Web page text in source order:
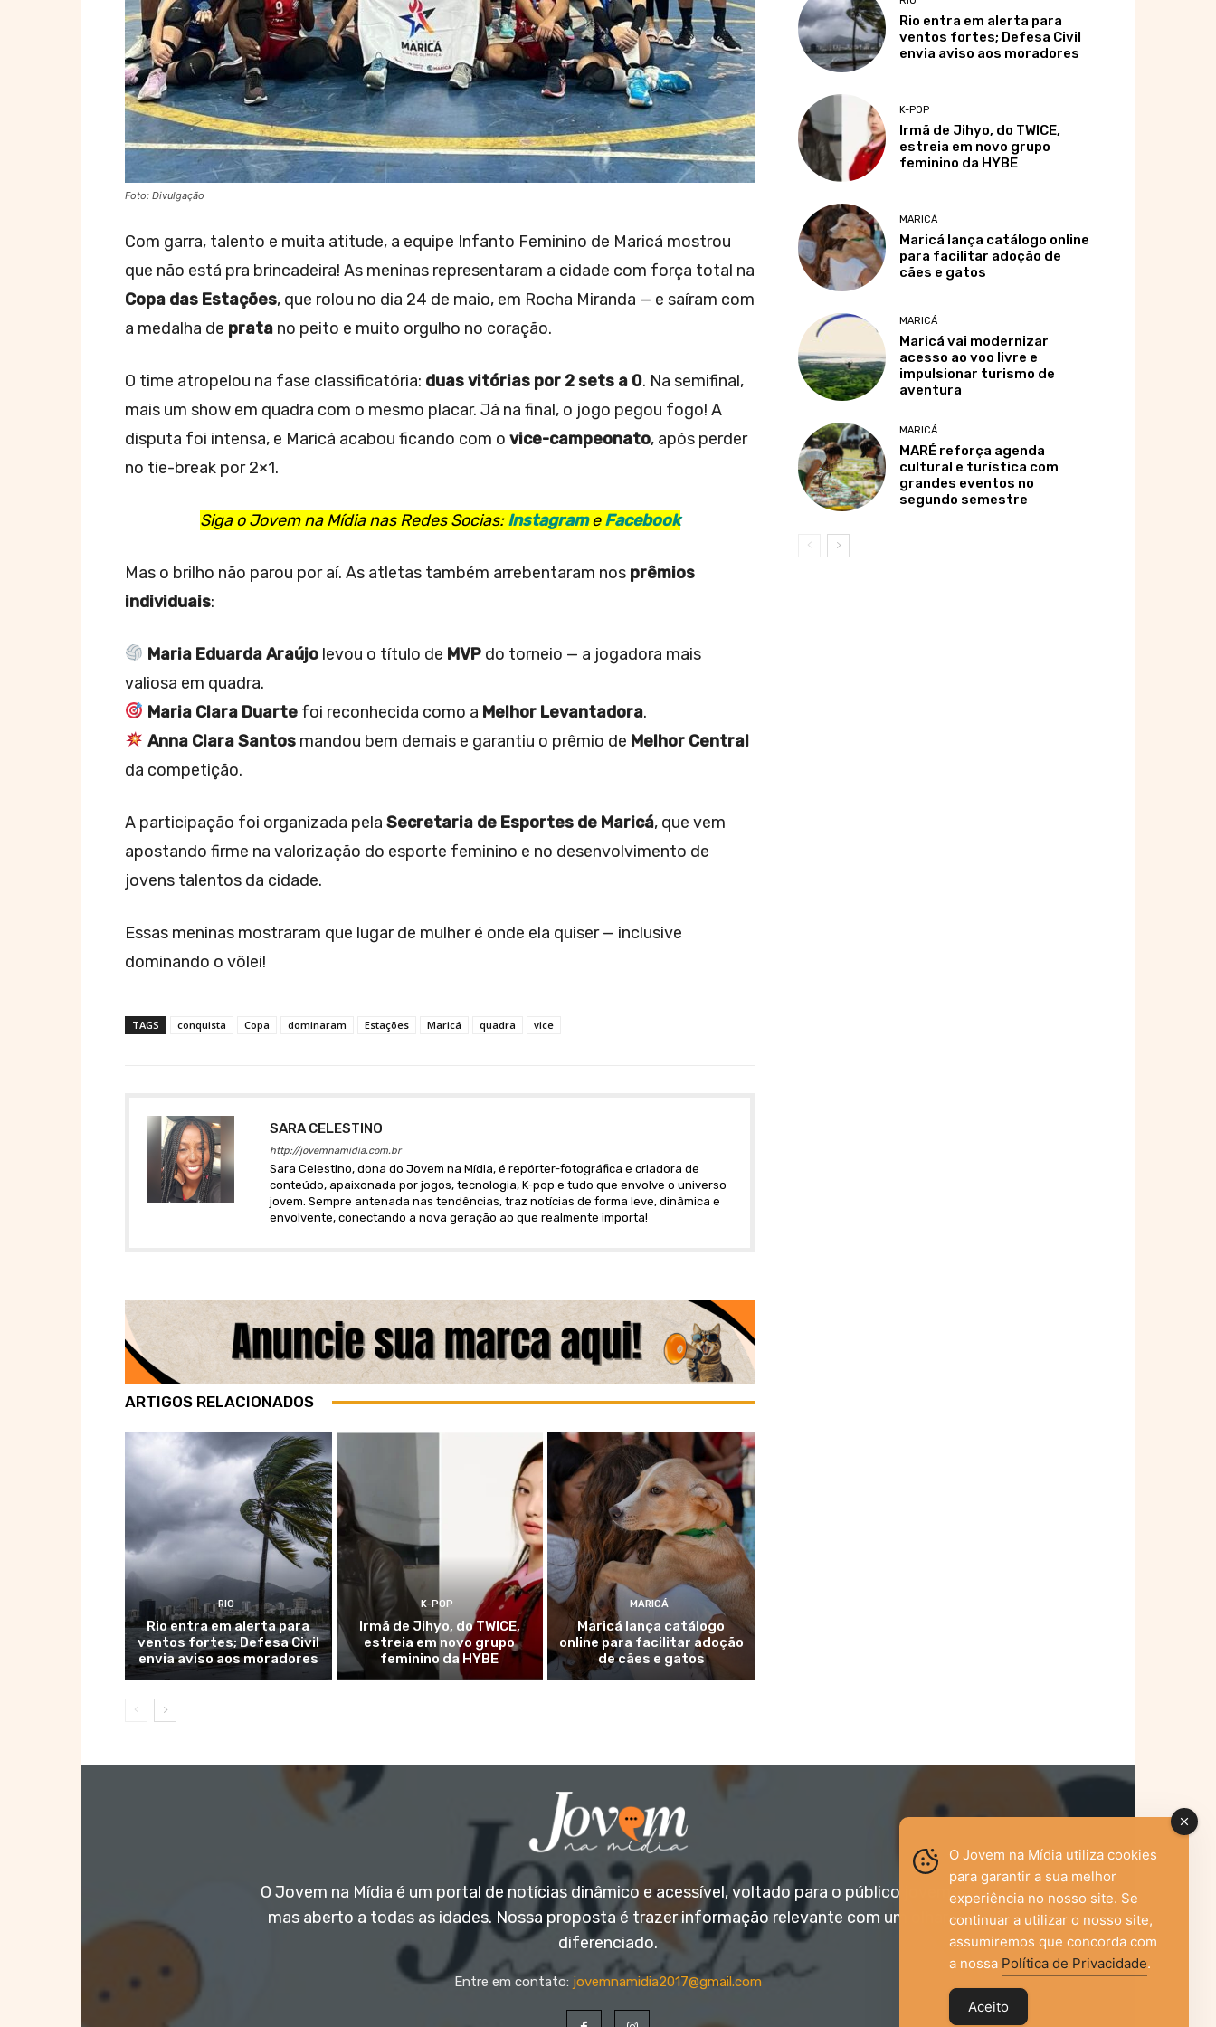
Foto: Divulgação
Com garra, talento e muita atitude, a equipe Infanto Feminino de Maricá mostrou
que não está pra brincadeira! As meninas representaram a cidade com força total na
Copa das Estações, que rolou no dia 24 de maio, em Rocha Miranda — e saíram com
a medalha de prata no peito e muito orgulho no coração.
O time atropelou na fase classificatória: duas vitórias por 2 sets a 0. Na semifinal,
mais um show em quadra com o mesmo placar. Já na final, o jogo pegou fogo! A
disputa foi intensa, e Maricá acabou ficando com o vice-campeonato, após perder
no tie-break por 2×1.
Siga o Jovem na Mídia nas Redes Socias:InstagrameFacebook
Mas o brilho não parou por aí. As atletas também arrebentaram nos prêmios
individuais:
Maria Eduarda Araújolevou o título de MVPdo torneio — a jogadora mais
valiosa em quadra.
Maria Clara Duartefoi reconhecida como a Melhor Levantadora.
Anna Clara Santosmandou bem demais e garantiu o prêmio de Melhor Central
da competição.
A participação foi organizada pela Secretaria de Esportes de Maricá, que vem
apostando firme na valorização do esporte feminino e no desenvolvimento de
jovens talentos da cidade.
Essas meninas mostraram que lugar de mulher é onde ela quiser — inclusive
dominando o vôlei!
TAGS conquista Copa dominaram Estações Maricá quadra vice
SARA CELESTINO
http://jovemnamidia.com.br
Sara Celestino, dona do Jovem na Mídia, é repórter-fotográfica e criadora de
conteúdo, apaixonada por jogos, tecnologia, K-pop e tudo que envolve o universo
jovem. Sempre antenada nas tendências, traz notícias de forma leve, dinâmica e
envolvente, conectando a nova geração ao que realmente importa!
ARTIGOS RELACIONADOS
RIO
Rio entra em alerta para
ventos fortes; Defesa Civil
envia aviso aos moradores
K-POP
Irmã de Jihyo, do TWICE,
estreia em novo grupo
feminino da HYBE
MARICÁ
Maricá lança catálogo
online para facilitar adoção
de cães e gatos
Rio entra em alerta para
ventos fortes; Defesa Civil
envia aviso aos moradores
K-POP
Irmã de Jihyo, do TWICE,
estreia em novo grupo
feminino da HYBE
MARICÁ
Maricá lança catálogo online
para facilitar adoção de
cães e gatos
MARICÁ
Maricá vai modernizar
acesso ao voo livre e
impulsionar turismo de
aventura
MARICÁ
MARÉ reforça agenda
cultural e turística com
grandes eventos no
segundo semestre
O Jovem na Mídia é um portal de notícias dinâmico e acessível, voltado para o público jovem,
mas aberto a todas as idades. Nossa proposta é trazer informação relevante com um olhar
diferenciado.
Entre em contato: jovemnamidia2017@gmail.com
O Jovem na Mídia utiliza cookies
para garantir a sua melhor
experiência no nosso site. Se
continuar a utilizar o nosso site,
assumiremos que concorda com
a nossa Política de Privacidade.
Aceito